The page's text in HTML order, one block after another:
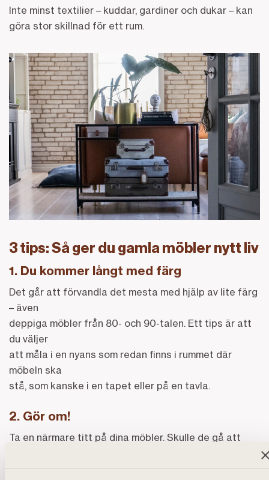
Inte minst textilier – kuddar, gardiner och dukar – kan
göra stor skillnad för ett rum.
3 tips: Så ger du gamla möbler nytt liv
1. Du kommer långt med färg
Det går att förvandla det mesta med hjälp av lite färg
– även
deppiga möbler från 80- och 90-talen. Ett tips är att
du väljer
att måla i en nyans som redan finns i rummet där
möbeln ska
stå, som kanske i en tapet eller på en tavla.
2. Gör om!
Ta en närmare titt på dina möbler. Skulle de gå att
genom att byta ben eller sätta på hjul? Nya knoppar